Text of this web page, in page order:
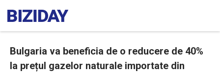
Bulgaria va beneficia de o reducere de 40%
la prețul gazelor naturale importate din